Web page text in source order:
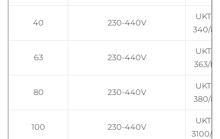
40 230-440V
340/
63 230-440V
363/
80 230-440V
380/
100 230-440V
3100/